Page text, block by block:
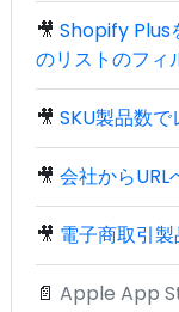
🎥 Shopify Plus
のリストのフィ
🎥 SKU製品数
🎥 会社から
🎥 電子商取引
📄 Apple App